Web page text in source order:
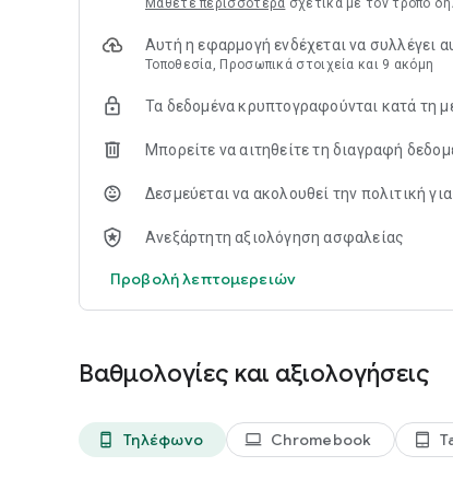
Classroom.
Μάθετε περισσότερα σχετικά με τον τρόπο
Αυτή η εφαρμογή ενδέχεται να συλλέγει
Τοποθεσία, Προσωπικά στοιχεία και 9 ακόμη
Τα δεδομένα κρυπτογραφούνται κατά τη
Μπορείτε να αιτηθείτε τη διαγραφή
Δεσμεύεται να ακολουθεί την πολιτική
Ανεξάρτητη αξιολόγηση ασφαλείας
Προβολή λεπτομερειών
Βαθμολογίες και αξιολογήσεις
phone_android Τηλέφωνο laptop Chromebook tablet_android